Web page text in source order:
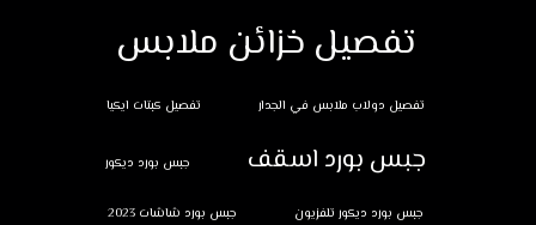
تفصيل خزائن ملابس
تفصيل دولاب ملابس في الجدار تفصيل كبتات ايكيا
جبس بورد اسقف جبس بورد ديكور
جبس بورد ديكور تلفزيون جبس بورد شاشات 2023